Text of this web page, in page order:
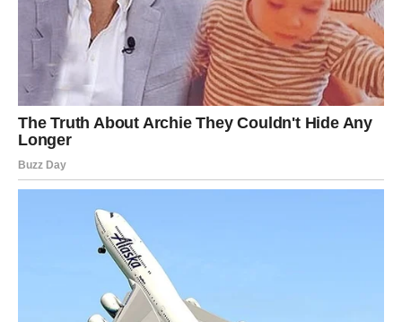
3. Sloboda koju ste dugo čekali
Najveći preokret za Vodoliju je upravo sloboda —
mentalna, emotivna, finansijska ili fizička.
Niste rođeni da budete zarobljeni — i sudbina vam sada
vraća krila.
„Ovo je taj trenutak. Ovo je moj novi život.“